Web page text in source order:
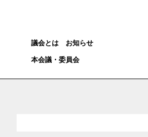
議会とは
お知らせ
本会議・委員会